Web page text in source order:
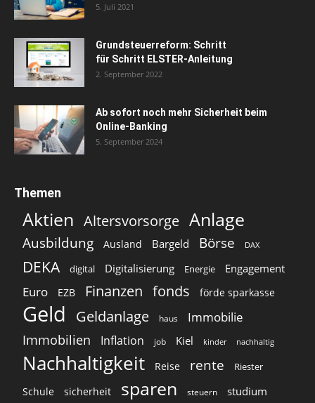
5. Juli 2021
Grundsteuerreform: Schritt
für Schritt ELSTER-Anleitung
2. September 2022
Ab sofort noch mehr Sicherheit beim
Online-Banking
5. September 2024
Themen
Aktien Altersvorsorge Anlage
Ausbildung Ausland Bargeld Börse DAX
DEKA digital Digitalisierung Energie Engagement
Euro EZB Finanzen fonds förde sparkasse
Geld Geldanlage haus Immobilie
Immobilien Inflation job Kiel kinder nachhaltig
Nachhaltigkeit Reise rente Riester
Schule sicherheit sparen steuern studium